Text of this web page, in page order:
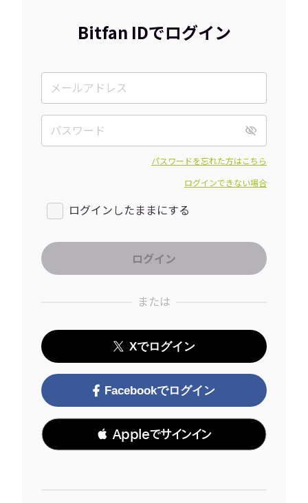
Bitfan IDでログイン
パスワードを忘れた方はこちら
ログインできない場合
ログインしたままにする
または
Xでログイン
Facebookでログイン
 Appleでサインイン